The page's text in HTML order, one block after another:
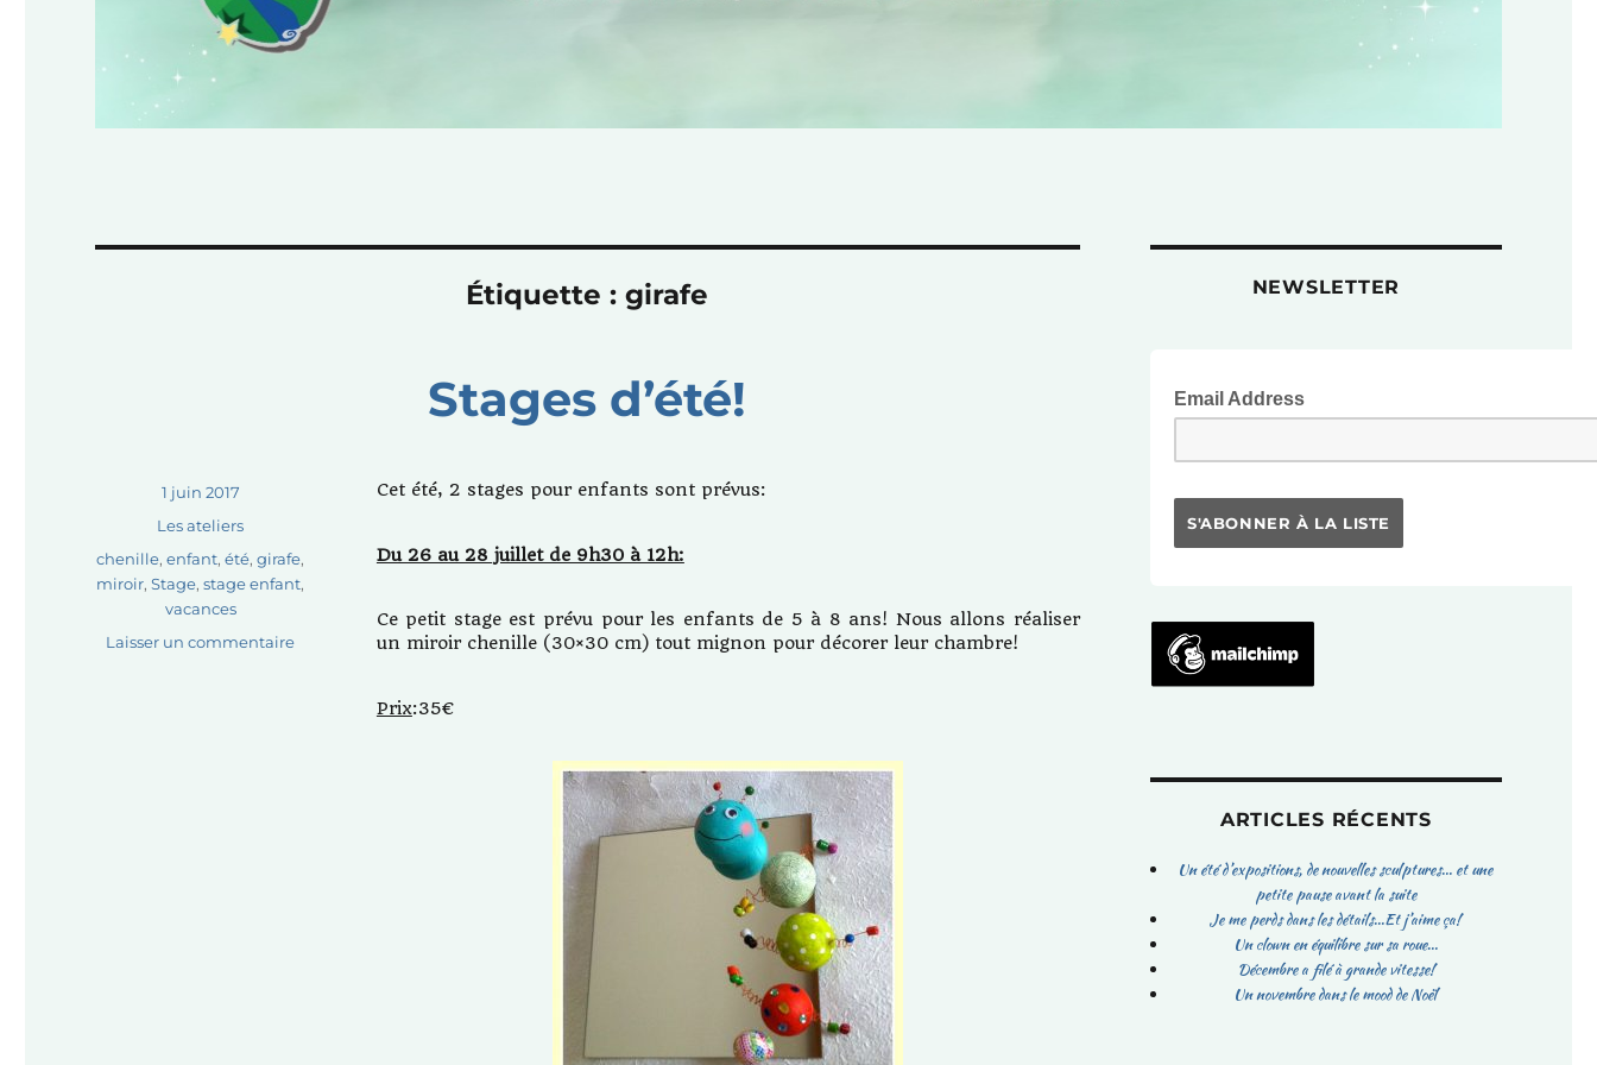
Étiquette :girafe
Stages d’été!
Cet été, 2 stages pour enfants sont prévus:
Du 26 au 28 juillet de 9h30 à 12h:
Ce petit stage est prévu pour les enfants de 5 à 8 ans! Nous allons réaliser
un miroir chenille (30×30 cm) tout mignon pour décorer leur chambre!
Prix:35€
Publié
1 juin 2017
Catégories
Les ateliers
Étiquettes
chenille,enfant,été,girafe,
miroir,Stage,stage enfant,
vacances
Laisser un commentairesur
NEWSLETTER
Email Address
ARTICLES RÉCENTS
Un été d’expositions, de nouvelles sculptures… et une
petite pause avant la suite
Je me perds dans les détails…Et j’aime ça!
Un clown en équilibre sur sa roue…
Décembre a filé à grande vitesse!
Un novembre dans le mood de Noël